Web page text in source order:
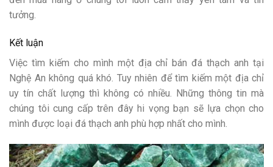
tưởng.
Kết luận
Việc tìm kiếm cho mình một địa chỉ bán đá thạch anh tại
Nghệ An không quá khó. Tuy nhiên để tìm kiếm một địa chỉ
uy tín chất lượng thì không có nhiều. Những thông tin mà
chúng tôi cung cấp trên đây hi vọng bạn sẽ lựa chọn cho
mình được loại đá thạch anh phù hợp nhất cho mình.